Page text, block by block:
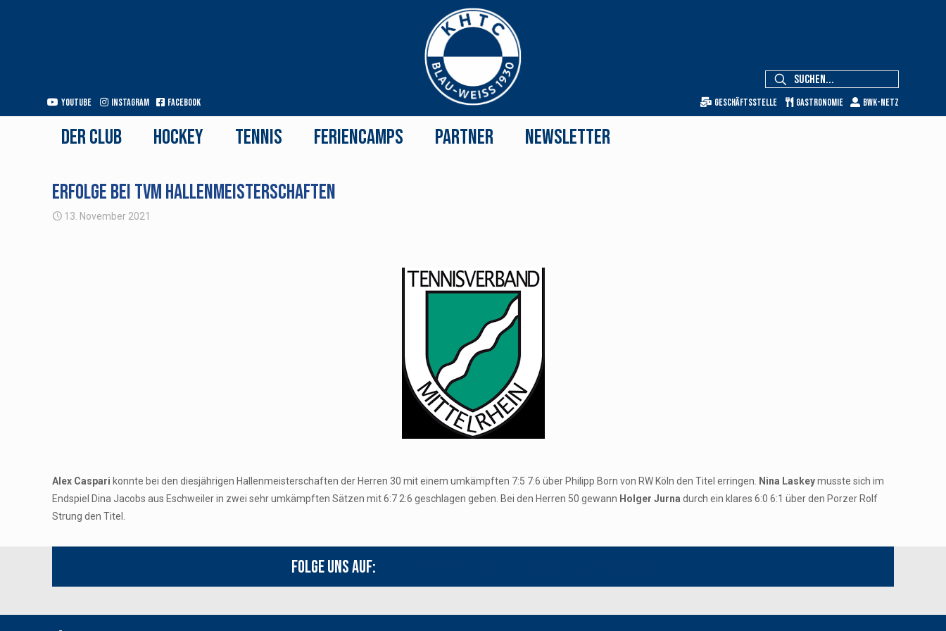
Youtube Instagram Facebook Geschäftsstelle Gastronomie BWK-Netz
Der Club Hockey Tennis Feriencamps Partner Newsletter
Erfolge bei TVM Hallenmeisterschaften
13. November 2021
Alex Caspari konnte bei den diesjährigen Hallenmeisterschaften der Herren 30 mit einem umkämpften 7:5 7:6 über Philipp Born von RW Köln den Titel erringen. Nina Laskeymusste sich im
Endspiel Dina Jacobs aus Eschweiler in zwei sehr umkämpften Sätzen mit 6:7 2:6 geschlagen geben. Bei den Herren 50 gewann Holger Jurna durch ein klares 6:0 6:1 über den Porzer Rolf
Strung den Titel.
Folge uns auf: